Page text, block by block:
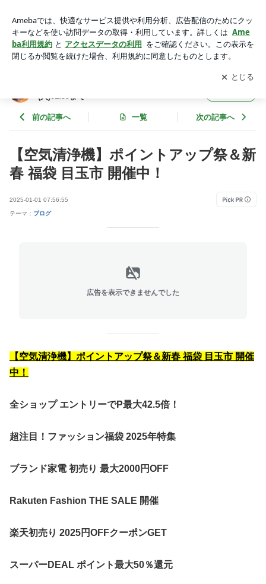
| お買い物マラソン開催中 物価高応援！＜8/11(火)01:59まで＞
アプリをダウンロードして ブログの更新通知
を受け取りまし
ょう。
開く
(火)01:59まで＞
前の記事へ 一覧 次の記事へ
【空気清浄機】ポイントアップ祭＆新
春 福袋 目玉市 開催中！
2025-01-01 07:56:55
テーマ： ブログ
広告を表示できませんでした
【空気清浄機】ポイントアップ祭＆新春 福袋 目玉市 開催
中！
全ショップ エントリーでP最大42.5倍！
超注目！ファッション福袋 2025年特集
ブランド家電 初売り 最大2000円OFF
Rakuten Fashion THE SALE 開催
楽天初売り 2025円OFFクーポンGET
スーパーDEAL ポイント最大50％還元